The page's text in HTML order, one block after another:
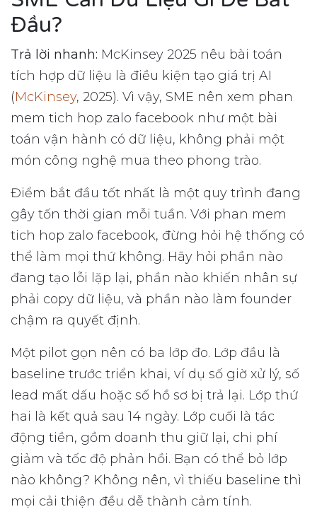
Đầu?
Trả lời nhanh: McKinsey 2025 nêu bài toán
tích hợp dữ liệu là điều kiện tạo giá trị AI
(McKinsey, 2025). Vì vậy, SME nên xem phan
mem tich hop zalo facebook như một bài
toán vận hành có dữ liệu, không phải một
món công nghệ mua theo phong trào.
Điểm bắt đầu tốt nhất là một quy trình đang
gây tốn thời gian mỗi tuần. Với phan mem
tich hop zalo facebook, đừng hỏi hệ thống có
thể làm mọi thứ không. Hãy hỏi phần nào
đang tạo lỗi lặp lại, phần nào khiến nhân sự
phải copy dữ liệu, và phần nào làm founder
chậm ra quyết định.
Một pilot gọn nên có ba lớp đo. Lớp đầu là
baseline trước triển khai, ví dụ số giờ xử lý, số
lead mất dấu hoặc số hồ sơ bị trả lại. Lớp thứ
hai là kết quả sau 14 ngày. Lớp cuối là tác
động tiền, gồm doanh thu giữ lại, chi phí
giảm và tốc độ phản hồi. Bạn có thể bỏ lớp
nào không? Không nên, vì thiếu baseline thì
mọi cải thiện đều dễ thành cảm tính.